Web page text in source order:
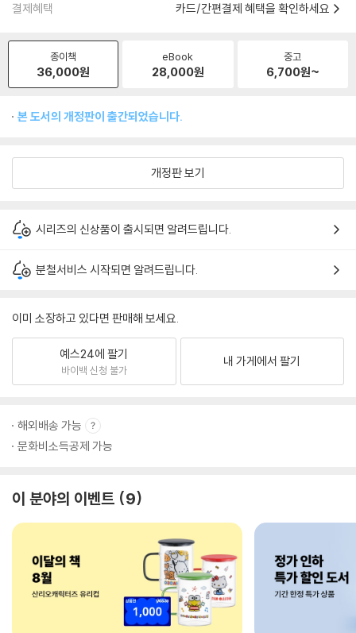
결제혜택 카드/간편결제 혜택을 확인하세요
종이책
36,000원
eBook
28,000원
중고
6,700원~
본 도서의 개정판이 출간되었습니다.
개정판 보기
시리즈의 신상품이 출시되면 알려드립니다.
분철서비스 시작되면 알려드립니다.
이미 소장하고 있다면 판매해 보세요.
예스24에 팔기
바이백 신청 불가
내 가게에서 팔기
해외배송 가능
문화비소득공제 가능
이 분야의 이벤트 9